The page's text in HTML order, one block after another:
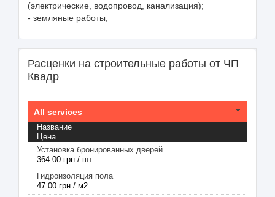
(электрические, водопровод, канализация);
- земляные работы;
Расценки на строительные работы от ЧП
Квадр
All services
Название
Цена
Установка бронированных дверей
364.00 грн / шт.
Гидроизоляция пола
47.00 грн / м2